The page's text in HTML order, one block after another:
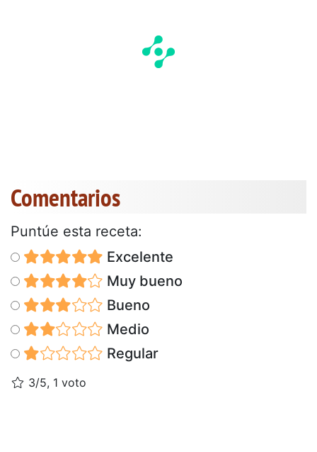
Comentarios
Puntúe esta receta:
Excelente
Muy bueno
Bueno
Medio
Regular
3/5, 1 voto